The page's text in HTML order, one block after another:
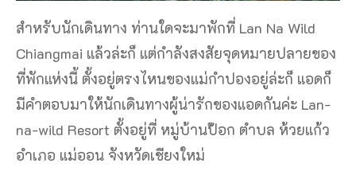
สำหรับนักเดินทาง ท่านใดจะมาพักที่ Lan Na Wild
Chiangmai แล้วล่ะก็ แต่กำลังสงสัยจุดหมายปลายของ
ที่พักแห่งนี้ ตั้งอยู่ตรงไหนของแม่กำปองอยู่ล่ะก็ แอดก็
มีคำตอบมาให้นักเดินทางผู้น่ารักของแอดกันค่ะ Lan-
na-wild Resort ตั้งอยู่ที่ หมู่บ้านป๊อก ตำบล ห้วยแก้ว
อำเภอ แม่ออน จังหวัดเชียงใหม่